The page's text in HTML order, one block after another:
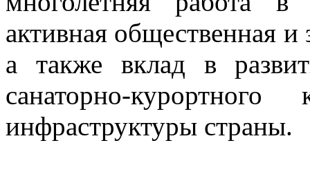
активная общественная и
а также вклад в
санаторно-
инфраструктуры страны.